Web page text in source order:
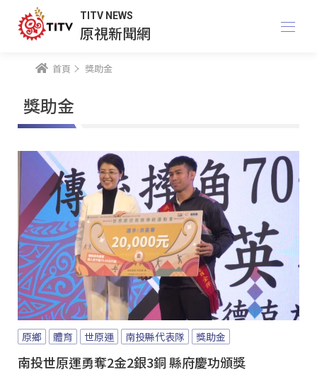
TITV NEWS
原視新聞網
首頁 獎助金
獎助金
原鄉 體育 世原運 南投縣代表隊 獎助金
南投世原運勇奪2金2銀3銅 縣府慶功頒獎